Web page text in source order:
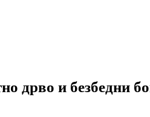
дрво и безбедни